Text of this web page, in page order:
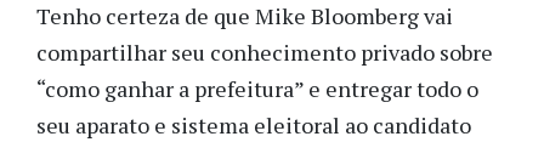
Tenho certeza de que Mike Bloomberg vai
compartilhar seu conhecimento privado sobre
“como ganhar a prefeitura” e entregar todo o
seu aparato e sistema eleitoral ao candidato